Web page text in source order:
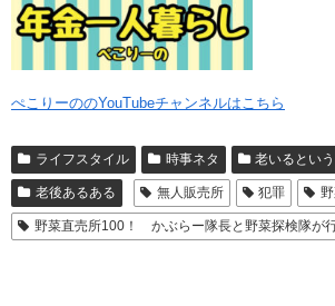
ぺこりーののYouTubeチャンネルはこちら
ライフスタイル 時事ネタ 老いるとい
老後あるある 無人販売所 犯罪
野菜直売所100！ かぶらー隊長と野菜探検隊が